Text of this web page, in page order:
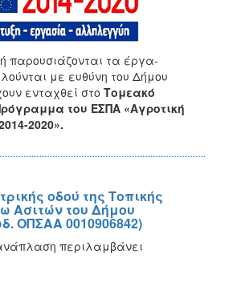
παρουσιάζονται τα έργα-
με ευθύνη του Δήμου
ενταχθεί στο Τομεακό
του ΕΣΠΑ «Αγροτική
2020».
οδού της Τοπικής
Ασιτών του Δήμου
ΟΠΣΑΑ 0010906842)
περιλαμβάνει